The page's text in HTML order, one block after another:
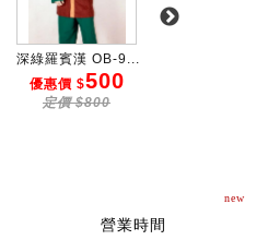
深綠羅賓漢 OB-9...
優惠價 $500
定價 $800
new
營業時間